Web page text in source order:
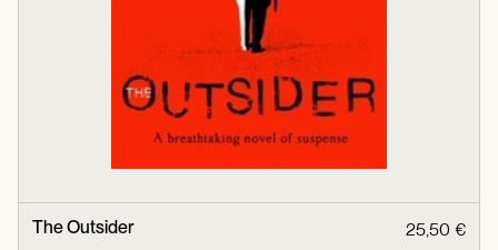
The Outsider 25,50 €